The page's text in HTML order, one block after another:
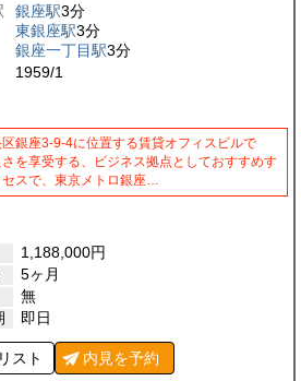
銀座駅3分
東銀座駅3分
銀座一丁目駅3分
1959/1
銀座3-9-4に位置する賃貸オフィスビルで
を享受する、ビジネス拠点としておすすめす
スで、東京メトロ銀座…
1,188,000円
5ヶ月
無
即日
スト 内見を予約